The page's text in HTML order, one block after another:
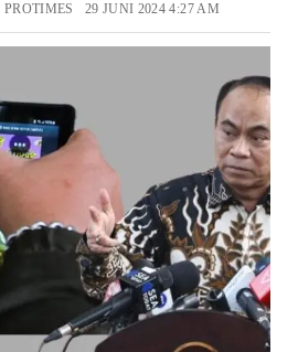
29 JUNI 2024 4:27 AM